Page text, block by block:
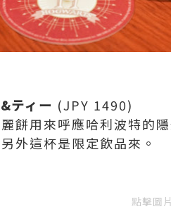
ティー (JPY 1490)
餅用來呼應哈利波特的
外這杯是限定飲品來。
點擊圖